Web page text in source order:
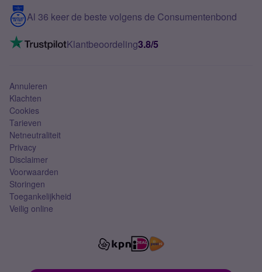
5G internet
Mobiel internet
Mobiel abonnement
Contact
VoLTE 4G bellen
Al 36 keer de beste volgens de Consumentenbond
Klantbeoordeling3.8/5
Annuleren
Klachten
Cookies
Tarieven
Netneutraliteit
Privacy
Disclaimer
Voorwaarden
Storingen
Toegankelijkheid
Veilig online